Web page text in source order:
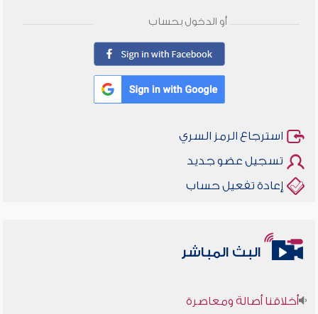
أو الدخول بحساب
استرجاع الرمز السري
تسجيل عضو جديد
إعادة تفعيل حساب
البث المباشر
أخلاقنا أصالة ومعاصرة